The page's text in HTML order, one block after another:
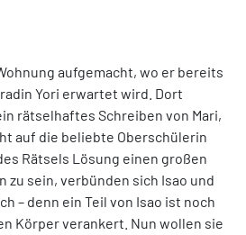
aufgemacht, wo er bereits
Yori erwartet wird. Dort
rätselhaftes Schreiben von Mari,
auf die beliebte Oberschülerin
Rätsels Lösung einen großen
zu sein, verbünden sich Isao und
– denn ein Teil von Isao ist noch
Körper verankert. Nun wollen sie